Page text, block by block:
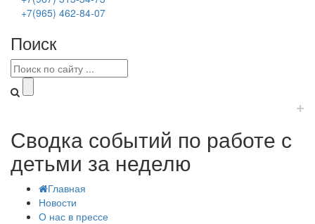
+7(965) 462-84-07
Поиск
+
Сводка событий по работе с
детьми за неделю
Главная
Новости
О нас в прессе